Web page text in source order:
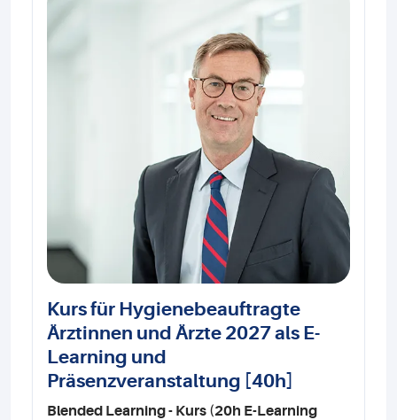
Kurs für Hygienebeauftragte
Ärztinnen und Ärzte 2027 als E-
Learning und
Präsenzveranstaltung [40h]
Blended Learning - Kurs (20h E-Learning